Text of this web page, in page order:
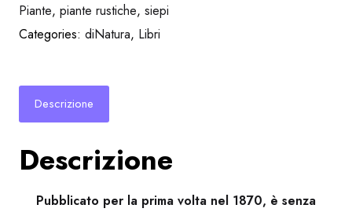
Piante, piante rustiche, siepi
Categories: diNatura, Libri
Descrizione
Descrizione
Pubblicato per la prima volta nel 1870, è senza